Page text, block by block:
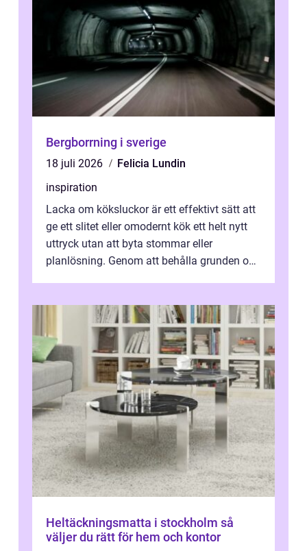
Bergborrning i sverige
18 juli 2026
Felicia Lundin
inspiration
Lacka om köksluckor är ett effektivt sätt att
ge ett slitet eller omodernt kök ett helt nytt
uttryck utan att byta stommar eller
planlösning. Genom att behålla grunden och
Heltäckningsmatta i stockholm så
väljer du rätt för hem och kontor